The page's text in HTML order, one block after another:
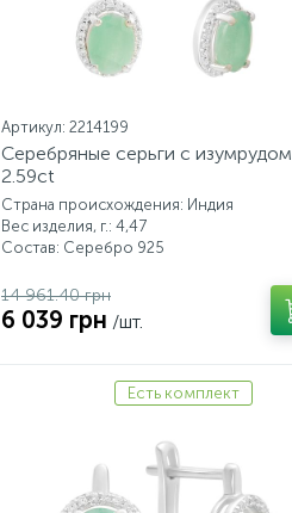
Артикул: 2214199
Серебряные серьги с изумрудом
2.59ct
Страна происхождения: Индия
Вес изделия, г.: 4,47
Состав: Серебро 925
14 961.40 грн
6 039 грн /шт.
Есть комплект